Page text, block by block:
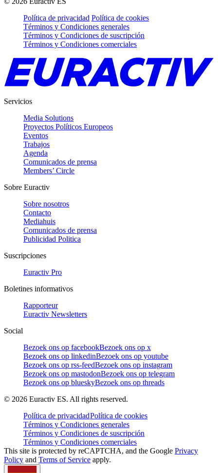
Política de privacidad Política de cookies
Términos y Condiciones generales
Términos y Condiciones de suscripción
Términos y Condiciones comerciales
Servicios
Media Solutions
Proyectos Políticos Europeos
Eventos
Trabajos
Agenda
Comunicados de prensa
Members’ Circle
Sobre Euractiv
Sobre nosotros
Contacto
Mediahuis
Comunicados de prensa
Publicidad Politica
Suscripciones
Euractiv Pro
Boletines informativos
Rapporteur
Euractiv Newsletters
Social
Bezoek ons op facebookBezoek ons op x
Bezoek ons op linkedinBezoek ons op youtube
Bezoek ons op rss-feedBezoek ons op instagram
Bezoek ons op mastodonBezoek ons op telegram
Bezoek ons op blueskyBezoek ons op threads
© 2026 Euractiv ES. All rights reserved.
Política de privacidadPolítica de cookies
Términos y Condiciones generales
Términos y Condiciones de suscripción
Términos y Condiciones comerciales
This site is protected by reCAPTCHA, and the Google Privacy
Policy and Terms of Service apply.